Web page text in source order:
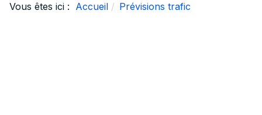
Vous êtes ici : Accueil Prévisions trafic